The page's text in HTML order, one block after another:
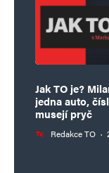
Jak TO je?
jedna auto,
musejí pryč
Redakce TO ·